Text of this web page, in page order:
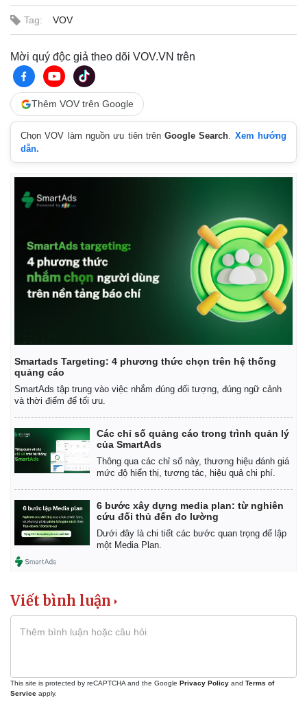
Pháp luật
Vụ án
Tin nóng
Tư vấn luật
Việt Nam
Phân tích
Tag: VOV
Mời quý độc giả theo dõi VOV.VN trên
Thêm VOV trên Google
Chọn VOV làm nguồn ưu tiên trênGoogle Search. Xem hướng
dẫn.
Smartads Targeting: 4 phương thức chọn trên hệ thống
quảng cáo
SmartAds tập trung vào việc nhắm đúng đối tượng, đúng ngữ cảnh
và thời điểm để tối ưu.
Các chỉ số quảng cáo trong trình quản lý
của SmartAds
Thông qua các chỉ số này, thương hiệu đánh giá
mức độ hiển thị, tương tác, hiệu quả chi phí.
6 bước xây dựng media plan: từ nghiên
cứu đối thủ đến đo lường
Dưới đây là chi tiết các bước quan trọng để lập
một Media Plan.
Viết bình luận
This site is protected by reCAPTCHA and the Google Privacy Policy and Terms of
Service apply.